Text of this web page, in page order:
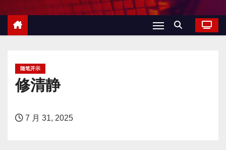
随笔开示
修清静
7 月 31, 2025